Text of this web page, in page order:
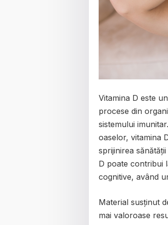
Vitamina D este
procese din
sistemului
oaselor, vitamina
sprijinirea
D poate contribui
cognitive, având
Material susținut
mai valoroase